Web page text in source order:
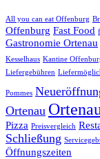
All you can eat Offenburg
Offenburg Fast Food
Gastronomie Ortenau
Kesselhaus Kantine
Liefergebühren
Pommes
Ortenau
Pizza Preisvergleich
Schließung
Öffnungszeiten